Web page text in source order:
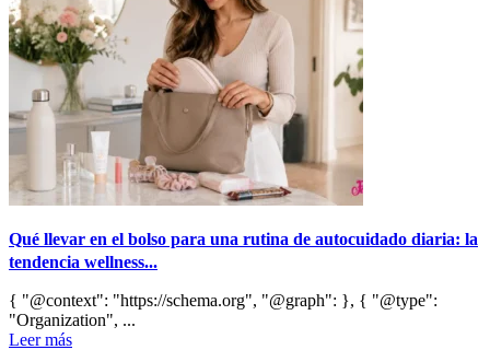
Qué llevar en el bolso para una rutina de autocuidado diaria: la
tendencia wellness...
{ "@context": "https://schema.org", "@graph": }, { "@type":
"Organization", ...
Leer más